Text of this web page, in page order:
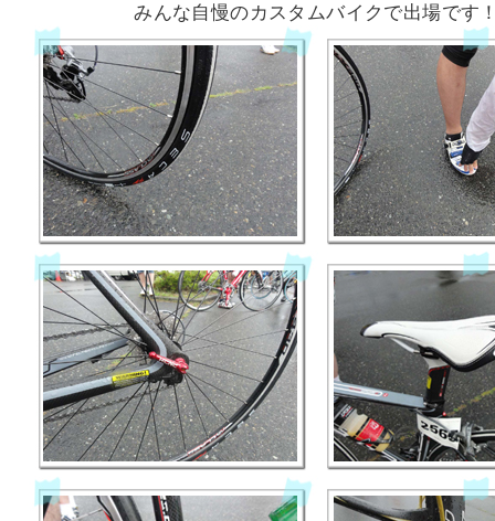
みんな自慢のカスタムバイクで出場です